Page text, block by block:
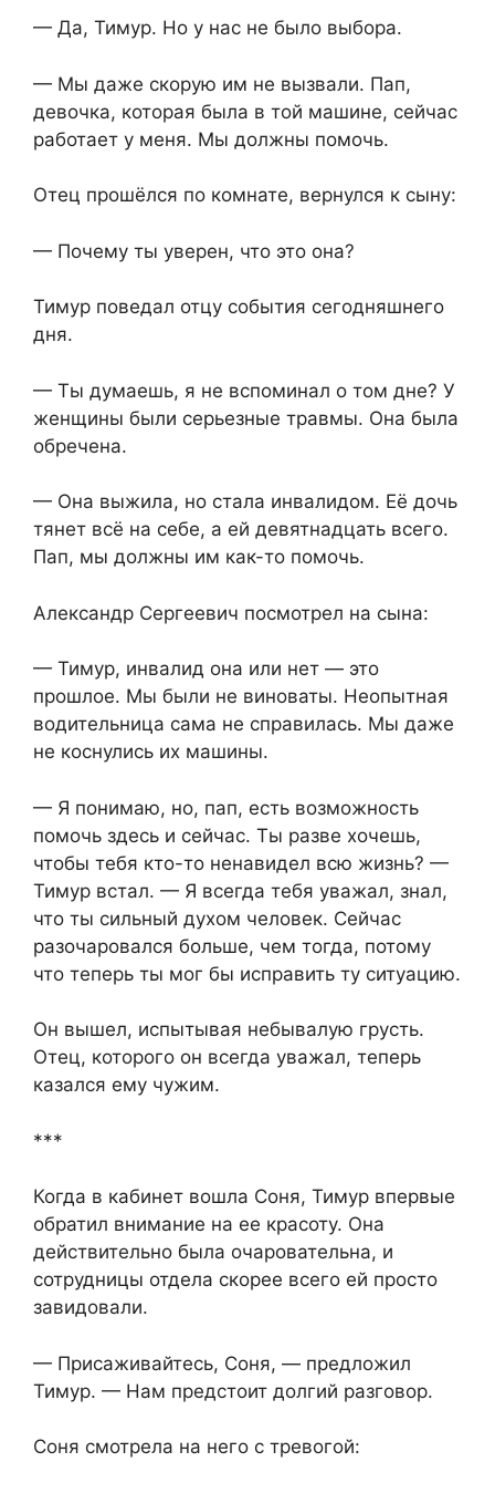
— Да, Тимур. Но у нас не было выбора.
— Мы даже скорую им не вызвали. Пап,
девочка, которая была в той машине, сейчас
работает у меня. Мы должны помочь.
Отец прошёлся по комнате, вернулся к сыну:
— Почему ты уверен, что это она?
Тимур поведал отцу события сегодняшнего
дня.
— Ты думаешь, я не вспоминал о том дне? У
женщины были серьезные травмы. Она была
обречена.
— Она выжила, но стала инвалидом. Её дочь
тянет всё на себе, а ей девятнадцать всего.
Пап, мы должны им как-то помочь.
Александр Сергеевич посмотрел на сына:
— Тимур, инвалид она или нет — это
прошлое. Мы были не виноваты. Неопытная
водительница сама не справилась. Мы даже
не коснулись их машины.
— Я понимаю, но, пап, есть возможность
помочь здесь и сейчас. Ты разве хочешь,
чтобы тебя кто-то ненавидел всю жизнь? —
Тимур встал. — Я всегда тебя уважал, знал,
что ты сильный духом человек. Сейчас
разочаровался больше, чем тогда, потому
что теперь ты мог бы исправить ту ситуацию.
Он вышел, испытывая небывалую грусть.
Отец, которого он всегда уважал, теперь
казался ему чужим.
***
Когда в кабинет вошла Соня, Тимур впервые
обратил внимание на ее красоту. Она
действительно была очаровательна, и
сотрудницы отдела скорее всего ей просто
завидовали.
— Присаживайтесь, Соня, — предложил
Тимур. — Нам предстоит долгий разговор.
Соня смотрела на него с тревогой: